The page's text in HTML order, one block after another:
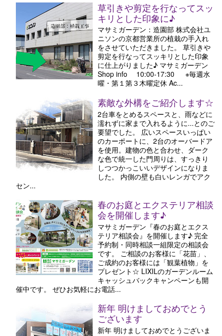
草引きや剪定を行なってスッ
キリとした印象に♪
マサミガーデン：造園部 株式会社ユ
ニソンの京都営業所の植栽の手入れ
をさせていただきました。 草引きや
剪定を行なってスッキリとした印象
に仕上がりました♪ マサミガーデン
Shop info 10:00-17:30 ※毎週水
曜・第１第３木曜定休 Ac...
素敵な外構をご紹介します☆
2台車をとめるスペースと、雨などに
濡れずに家まで入れるように...とのご
要望でした。 広いスペースいっぱい
のカーポートに、2台のオーバードア
を使用。建物の色と合わせ、ダーク
な色で統一した門周りは、すっきり
しつつかっこいいデザインになりま
した。 内側の壁も白いレンガでアク
セン...
春のお庭とエクステリア相談
会を開催します♪
マサミガーデン『春のお庭とエクス
テリア相談会』を開催します♪ 完全
予約制・同時相談一組限定の相談会
です。 ご相談のお客様に「花苗」、
ご成約のお客様には「観葉植物」を
プレゼント☆ LIXILのガーデンルーム
キャッシュバックキャンペーンも開
催中です。 ぜひお気軽にお電話...
新年 明けましておめでとう
ございます
新年 明けましておめでとうございま